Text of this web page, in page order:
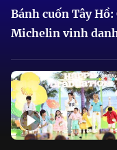
Bánh cuốn Tây
Michelin vinh